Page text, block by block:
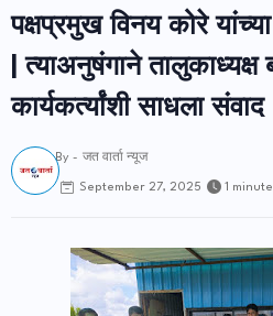
पक्षप्रमुख विनय कोरे
| त्याअनुषंगाने
कार्यकर्त्यांशी साधला संवाद
By - जत वार्ता न्यूज
September 27, 2025 1